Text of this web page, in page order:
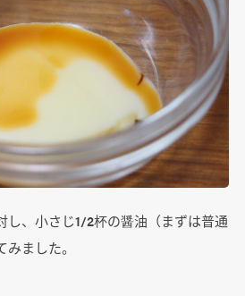
し、小さじ1/2杯の醤油（まずは普通
ました。